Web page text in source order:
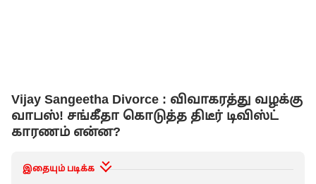
Vijay Sangeetha Divorce : விவாகரத்து வழக்கு
வாபஸ்! சங்கீதா கொடுத்த திடீர் டிவிஸ்ட்
காரணம் என்ன?
இதையும் படிக்க